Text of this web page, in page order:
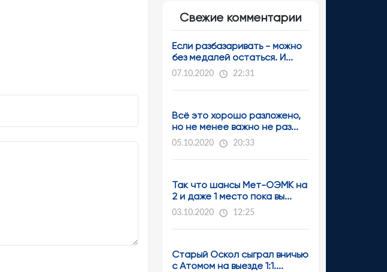
Свежие комментарии
Если разбазаривать - можно
без медалей остаться. И...
07.10.2020 22:31
Всё это хорошо разложено,
но не менее важно не раз...
05.10.2020 20:33
Так что шансы Мет-ОЭМК на
2 и даже 1 место пока вы...
03.10.2020 12:25
Старый Оскол сыграл вничью
с Атомом на выезде 1:1....